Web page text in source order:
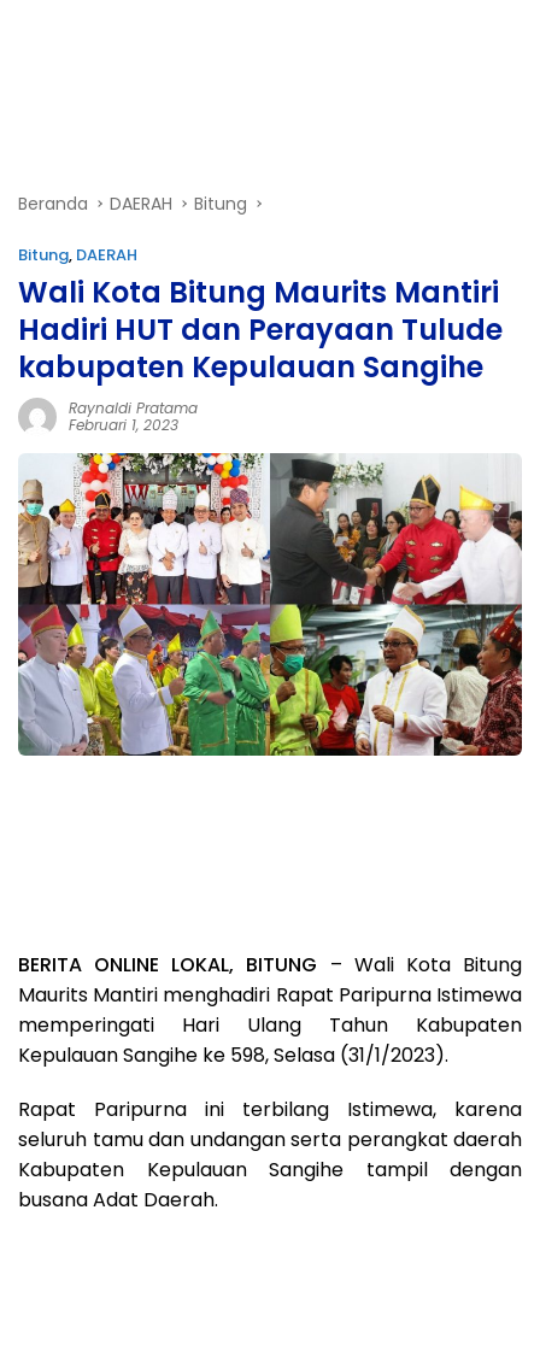
Beranda DAERAH Bitung
Bitung, DAERAH
Wali Kota Bitung Maurits Mantiri
Hadiri HUT dan Perayaan Tulude
kabupaten Kepulauan Sangihe
Raynaldi Pratama
Februari 1, 2023
BERITA ONLINE LOKAL, BITUNG – Wali Kota Bitung
Maurits Mantiri menghadiri Rapat Paripurna Istimewa
memperingati Hari Ulang Tahun Kabupaten
Kepulauan Sangihe ke 598, Selasa (31/1/2023).
Rapat Paripurna ini terbilang Istimewa, karena
seluruh tamu dan undangan serta perangkat daerah
Kabupaten Kepulauan Sangihe tampil dengan
busana Adat Daerah.